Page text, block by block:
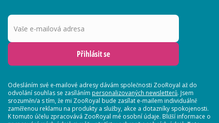
Vaše e-mailová adresa
Přihlásit se
Odesláním své e-mailové adresy dávám společnosti ZooRoyal až do
odvolání souhlas se zasíláním personalizovaných newsletterů. Jsem
srozuměn/a s tím, že mi ZooRoyal bude zasílat e-mailem individuálně
zaměřenou reklamu na produkty a služby, akce a dotazníky spokojenosti.
K tomuto účelu zpracovává ZooRoyal mé osobní údaje. Bližší informace o